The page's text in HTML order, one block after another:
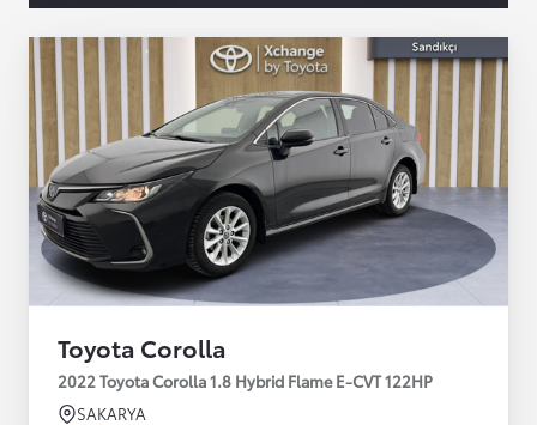
Toyota Corolla
2022 Toyota Corolla 1.8 Hybrid Flame E-CVT 122HP
SAKARYA